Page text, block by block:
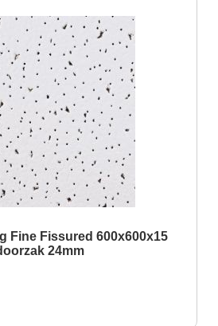
Fine Fissured 600x600x15
24mm